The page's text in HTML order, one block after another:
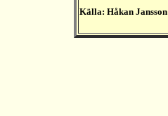
Källa: Håkan Jansson